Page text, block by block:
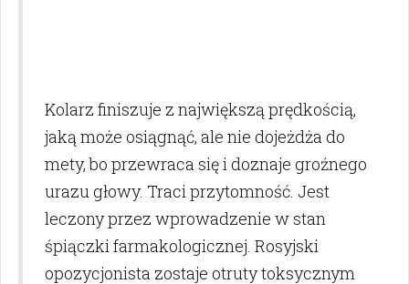
Kolarz finiszuje z największą prędkością,
jaką może osiągnąć, ale nie dojeżdża do
mety, bo przewraca się i doznaje groźnego
urazu głowy. Traci przytomność. Jest
leczony przez wprowadzenie w stan
śpiączki farmakologicznej. Rosyjski
opozycjonista zostaje otruty toksycznym